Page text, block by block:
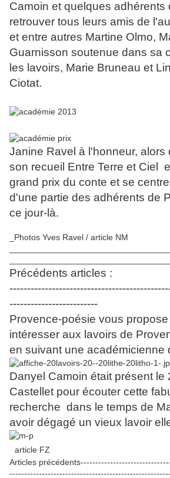
Camoin et quelques adhérents
retrouver tous leurs amis de
et entre autres Martine Olmo,
Guarnisson soutenue dans sa
les lavoirs, Marie Bruneau et
Ciotat.
Janine Ravel à l'honneur, alors
son recueil Entre Terre et Ciel
grand prix du conte et se
d'une partie des adhérents de
ce jour-là.
_Photos Yves Ravel / article NM
Précédents articles :
-------------------------
Provence-poésie vous
intéresser aux lavoirs de
en suivant une académicienne
Danyel Camoin était présent le
Castellet pour écouter cette
recherche dans le temps de
avoir dégagé un vieux lavoir
article FZ
Articles